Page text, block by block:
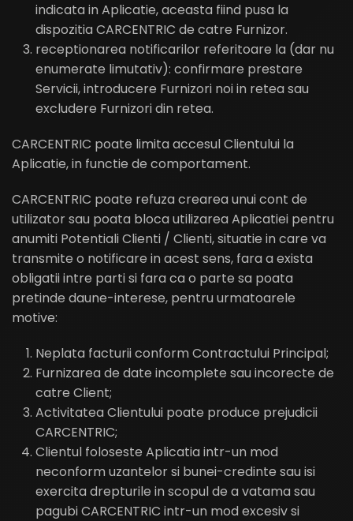
indicata in Aplicatie, aceasta fiind pusa la
dispozitia CARCENTRIC de catre Furnizor.
receptionarea notificarilor referitoare la (dar nu
enumerate limutativ): confirmare prestare
Servicii, introducere Furnizori noi in retea sau
excludere Furnizori din retea.
CARCENTRIC poate limita accesul Clientului la
Aplicatie, in functie de comportament.
CARCENTRIC poate refuza crearea unui cont de
utilizator sau poata bloca utilizarea Aplicatiei pentru
anumiti Potentiali Clienti / Clienti, situatie in care va
transmite o notificare in acest sens, fara a exista
obligatii intre parti si fara ca o parte sa poata
pretinde daune-interese, pentru urmatoarele
motive:
Neplata facturii conform Contractului Principal;
Furnizarea de date incomplete sau incorecte de
catre Client;
Activitatea Clientului poate produce prejudicii
CARCENTRIC;
Clientul foloseste Aplicatia intr-un mod
neconform uzantelor si bunei-credinte sau isi
exercita drepturile in scopul de a vatama sau
pagubi CARCENTRIC intr-un mod excesiv si